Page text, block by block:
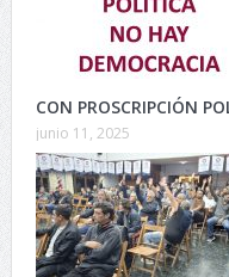
CON PROSCRIPCIÓN
junio 11, 2025